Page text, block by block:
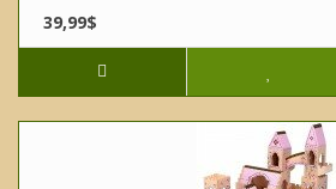
39,99$